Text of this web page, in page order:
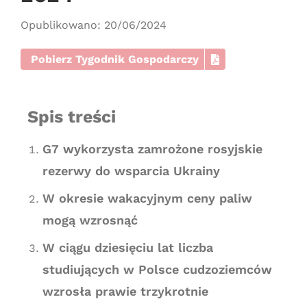
Opublikowano: 20/06/2024
Pobierz Tygodnik Gospodarczy
Spis treści
G7 wykorzysta zamrożone rosyjskie
rezerwy do wsparcia Ukrainy
W okresie wakacyjnym ceny paliw
mogą wzrosnąć
W ciągu dziesięciu lat liczba
studiujących w Polsce cudzoziemców
wzrosła prawie trzykrotnie